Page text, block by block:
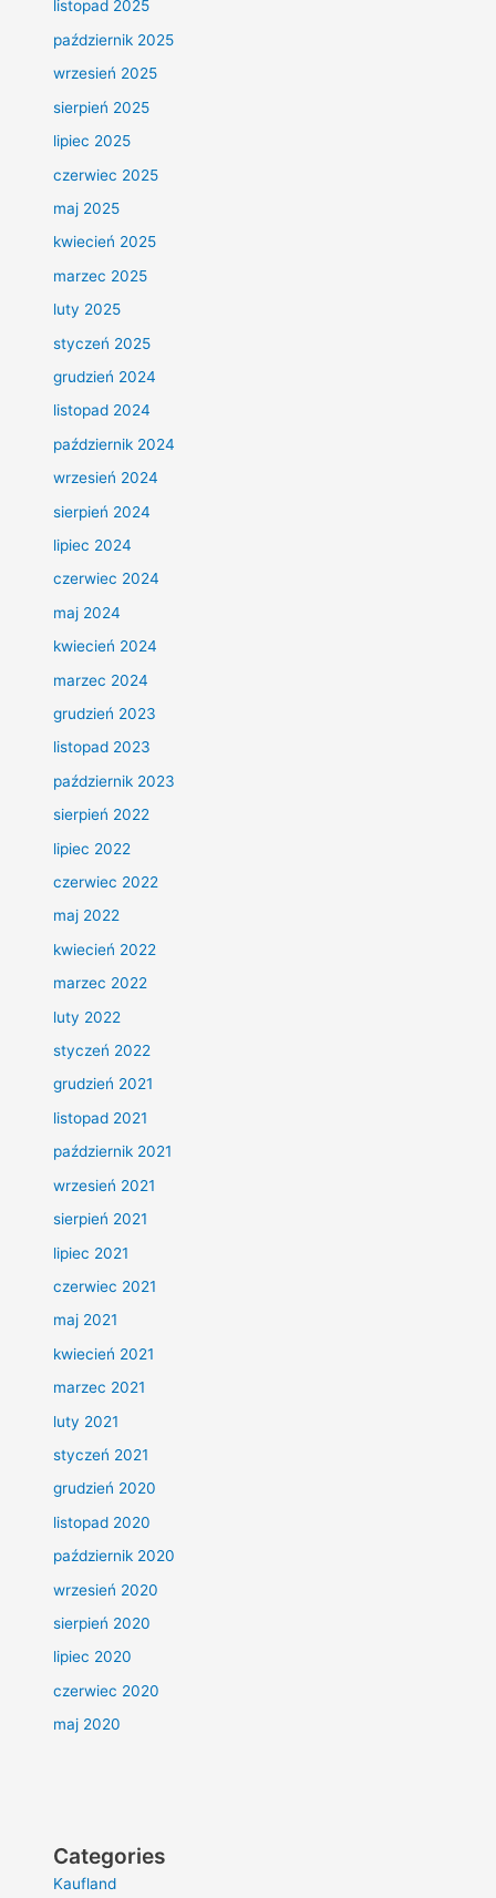
listopad 2025
październik 2025
wrzesień 2025
sierpień 2025
lipiec 2025
czerwiec 2025
maj 2025
kwiecień 2025
marzec 2025
luty 2025
styczeń 2025
grudzień 2024
listopad 2024
październik 2024
wrzesień 2024
sierpień 2024
lipiec 2024
czerwiec 2024
maj 2024
kwiecień 2024
marzec 2024
grudzień 2023
listopad 2023
październik 2023
sierpień 2022
lipiec 2022
czerwiec 2022
maj 2022
kwiecień 2022
marzec 2022
luty 2022
styczeń 2022
grudzień 2021
listopad 2021
październik 2021
wrzesień 2021
sierpień 2021
lipiec 2021
czerwiec 2021
maj 2021
kwiecień 2021
marzec 2021
luty 2021
styczeń 2021
grudzień 2020
listopad 2020
październik 2020
wrzesień 2020
sierpień 2020
lipiec 2020
czerwiec 2020
maj 2020
Categories
Kaufland